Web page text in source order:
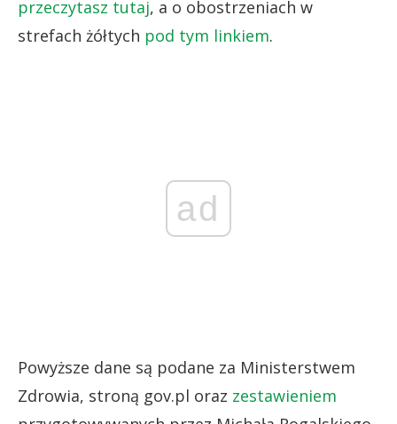
przeczytasz tutaj, a o obostrzeniach w
strefach żółtych pod tym linkiem.
ad
Powyższe dane są podane za Ministerstwem
Zdrowia, stroną gov.pl oraz zestawieniem